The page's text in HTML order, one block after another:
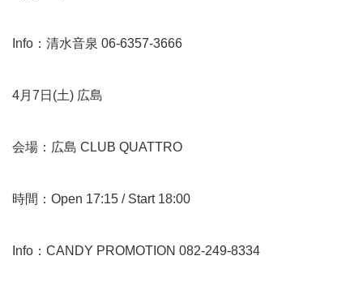
Info：清水音泉 06-6357-3666
4月7日(土) 広島
会場：広島 CLUB QUATTRO
時間：Open 17:15 / Start 18:00
Info：CANDY PROMOTION 082-249-8334